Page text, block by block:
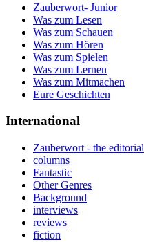
Zauberwort- Junior
Was zum Lesen
Was zum Schauen
Was zum Hören
Was zum Spielen
Was zum Lernen
Was zum Mitmachen
Eure Geschichten
International
Zauberwort - the editorial
columns
Fantastic
Other Genres
Background
interviews
reviews
fiction